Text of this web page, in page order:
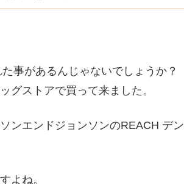
事があるんじゃないでしょうか？
グストアで買って来ました。
ンエンドジョンソンのREACH デン
よね。